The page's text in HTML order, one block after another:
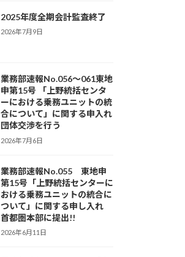
2025年度全期会計監査終了
2026年7月9日
業務部速報No.056～061東地
申第15号 「上野統括センタ
ーにおける乗務ユニットの統
合について」に関する申入れ
団体交渉を行う
2026年7月6日
業務部速報No.055 東地申
第15号「上野統括センターに
おける乗務ユニットの統合に
ついて」に関する申し入れ
首都圏本部に提出!!
2026年6月11日